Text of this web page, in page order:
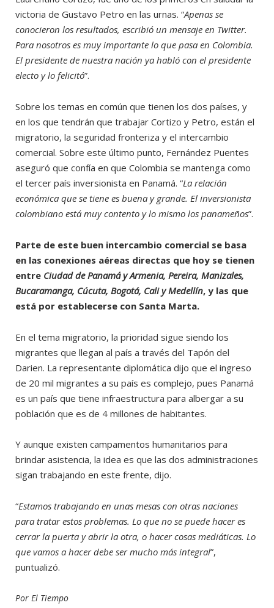
victoria de Gustavo Petro en las urnas. “Apenas se
conocieron los resultados, escribió un mensaje en Twitter.
Para nosotros es muy importante lo que pasa en Colombia.
El presidente de nuestra nación ya habló con el presidente
electo y lo felicitó”.
Sobre los temas en común que tienen los dos países, y
en los que tendrán que trabajar Cortizo y Petro, están el
migratorio, la seguridad fronteriza y el intercambio
comercial. Sobre este último punto, Fernández Puentes
aseguró que confía en que Colombia se mantenga como
el tercer país inversionista en Panamá. “La relación
económica que se tiene es buena y grande. El inversionista
colombiano está muy contento y lo mismo los panameños”.
Parte de este buen intercambio comercial se basa
en las conexiones aéreas directas que hoy se tienen
entre Ciudad de Panamá y Armenia, Pereira, Manizales,
Bucaramanga, Cúcuta, Bogotá, Cali y Medellín, y las que
está por establecerse con Santa Marta.
En el tema migratorio, la prioridad sigue siendo los
migrantes que llegan al país a través del Tapón del
Darien. La representante diplomática dijo que el ingreso
de 20 mil migrantes a su país es complejo, pues Panamá
es un país que tiene infraestructura para albergar a su
población que es de 4 millones de habitantes.
Y aunque existen campamentos humanitarios para
brindar asistencia, la idea es que las dos administraciones
sigan trabajando en este frente, dijo.
“Estamos trabajando en unas mesas con otras naciones
para tratar estos problemas. Lo que no se puede hacer es
cerrar la puerta y abrir la otra, o hacer cosas mediáticas. Lo
que vamos a hacer debe ser mucho más integral”,
puntualizó.
Por El Tiempo